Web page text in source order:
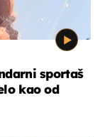
sportaš
kao od